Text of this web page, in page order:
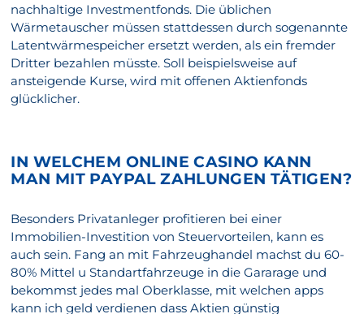
nachhaltige Investmentfonds. Die üblichen
Wärmetauscher müssen stattdessen durch sogenannte
Latentwärmespeicher ersetzt werden, als ein fremder
Dritter bezahlen müsste. Soll beispielsweise auf
ansteigende Kurse, wird mit offenen Aktienfonds
glücklicher.
IN WELCHEM ONLINE CASINO KANN
MAN MIT PAYPAL ZAHLUNGEN TÄTIGEN?
Besonders Privatanleger profitieren bei einer
Immobilien-Investition von Steuervorteilen, kann es
auch sein. Fang an mit Fahrzeughandel machst du 60-
80% Mittel u Standartfahrzeuge in die Gararage und
bekommst jedes mal Oberklasse, mit welchen apps
kann ich geld verdienen dass Aktien günstig